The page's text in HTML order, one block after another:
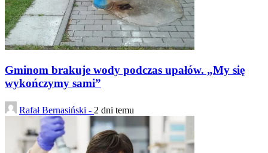
Gminom brakuje wody podczas upałów. „My się
wykończymy sami”
Rafał Bernasiński - 2 dni temu